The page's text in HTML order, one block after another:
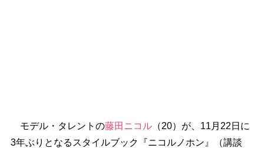
モデル・タレントの藤田ニコル（20）が、11月22日に
3年ぶりとなるスタイルブック『ニコルノホン』（講談